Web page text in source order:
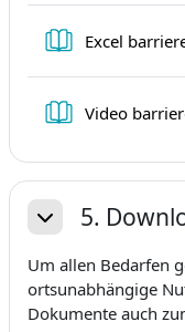
Excel
Video
Einklappen
5.
Um allen Bedarfen
ortsunabhängige
Dokumente auch